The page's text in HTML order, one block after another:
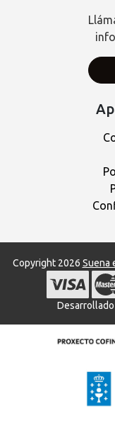
Copyright 2026 Suena